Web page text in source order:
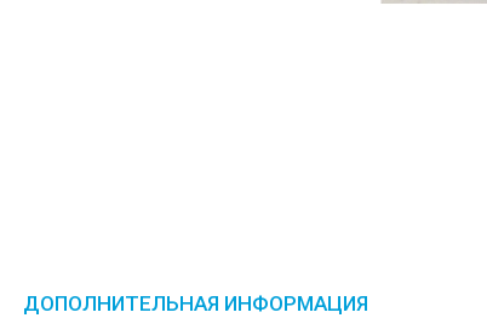
ДОПОЛНИТЕЛЬНАЯ ИНФОРМАЦИЯ